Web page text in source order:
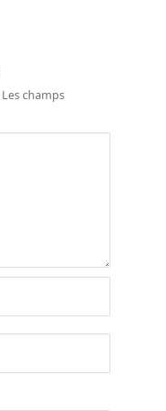
Les champs